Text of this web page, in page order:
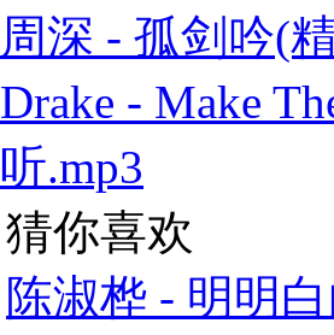
周深 - 孤剑吟(
Drake - Make
听.mp3
猜你喜欢
陈淑桦 - 明明